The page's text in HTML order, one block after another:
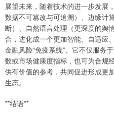
展望未来，随着技术的进一步发展
数据不可篡改与可追溯）、边缘计
断）、自然语言处理（更深度的舆
合，进化成一个更加智能、自适应
金融风险“免疫系统”。它不仅服务
数或市场健康度指标，也可为合规
供有价值的参考，共同促进形成更
生态。
**结语**